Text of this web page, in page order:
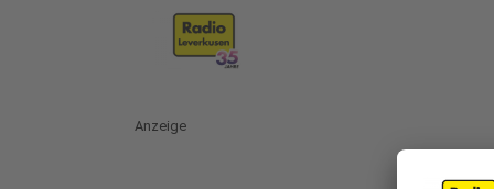
Anzeige